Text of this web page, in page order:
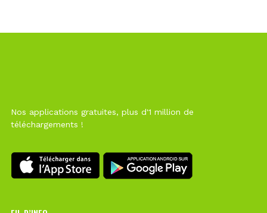
Nos applications gratuites, plus d'1 million de
téléchargements !